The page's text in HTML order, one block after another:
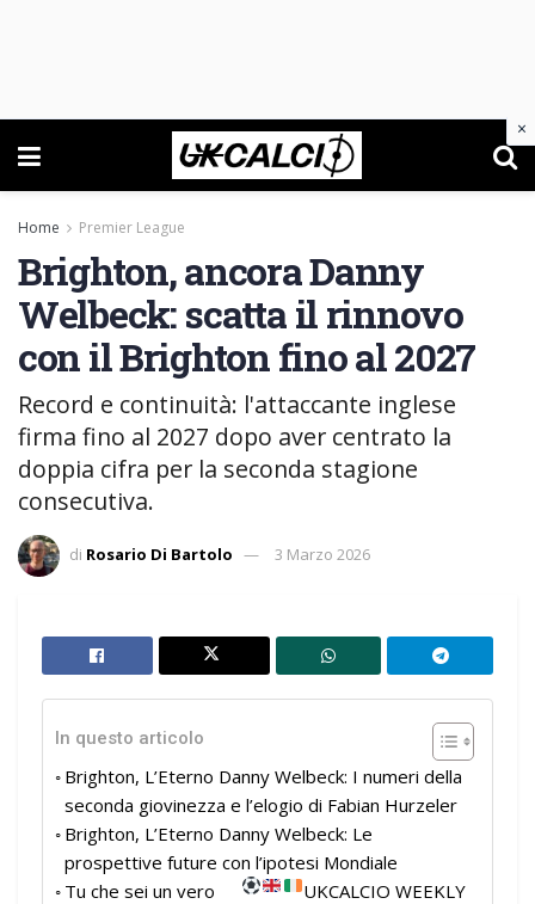
Home Premier League
Brighton, ancora Danny
Welbeck: scatta il rinnovo
con il Brighton fino al 2027
Record e continuità: l'attaccante inglese
firma fino al 2027 dopo aver centrato la
doppia cifra per la seconda stagione
consecutiva.
di Rosario Di Bartolo 3 Marzo 2026
In questo articolo
Brighton, L’Eterno Danny Welbeck: I numeri della
seconda giovinezza e l’elogio di Fabian Hurzeler
Brighton, L’Eterno Danny Welbeck: Le
prospettive future con l’ipotesi Mondiale
Tu che sei un vero
UKCALCIO WEEKLY
×